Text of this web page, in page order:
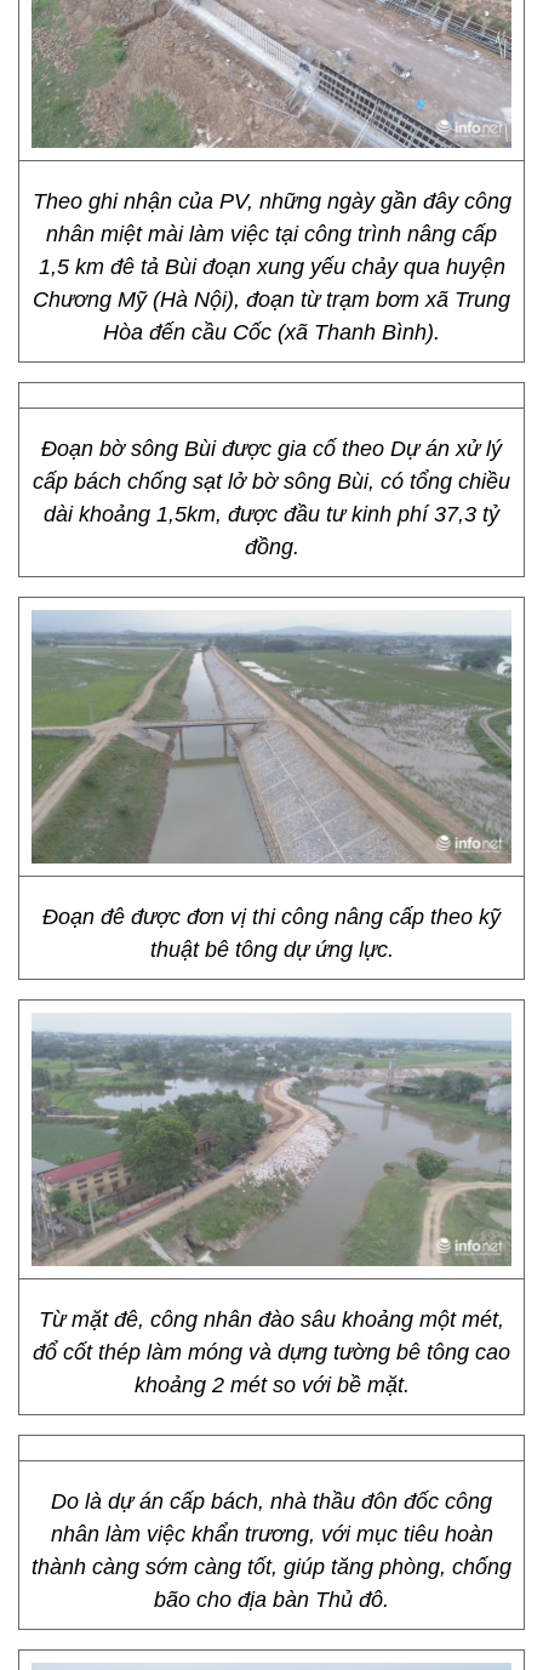
Theo ghi nhận của PV, những ngày gần đây công
nhân miệt mài làm việc tại công trình nâng cấp
1,5 km đê tả Bùi đoạn xung yếu chảy qua huyện
Chương Mỹ (Hà Nội), đoạn từ trạm bơm xã Trung
Hòa đến cầu Cốc (xã Thanh Bình).
Đoạn bờ sông Bùi được gia cố theo Dự án xử lý
cấp bách chống sạt lở bờ sông Bùi, có tổng chiều
dài khoảng 1,5km, được đầu tư kinh phí 37,3 tỷ
đồng.
Đoạn đê được đơn vị thi công nâng cấp theo kỹ
thuật bê tông dự ứng lực.
Từ mặt đê, công nhân đào sâu khoảng một mét,
đổ cốt thép làm móng và dựng tường bê tông cao
khoảng 2 mét so với bề mặt.
Do là dự án cấp bách, nhà thầu đôn đốc công
nhân làm việc khẩn trương, với mục tiêu hoàn
thành càng sớm càng tốt, giúp tăng phòng, chống
bão cho địa bàn Thủ đô.